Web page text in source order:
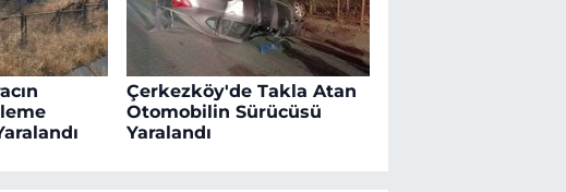
Çerkezköy'de Takla Atan
Otomobilin Sürücüsü
Yaralandı